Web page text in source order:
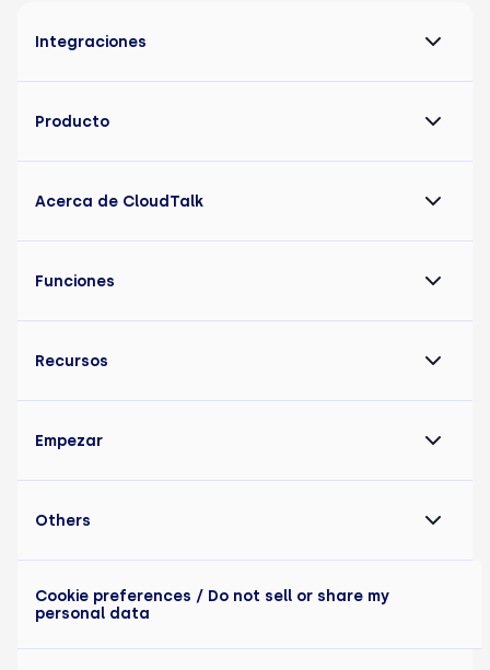
Integraciones
Producto
Acerca de CloudTalk
Funciones
Recursos
Empezar
Others
Cookie preferences / Do not sell or share my
personal data